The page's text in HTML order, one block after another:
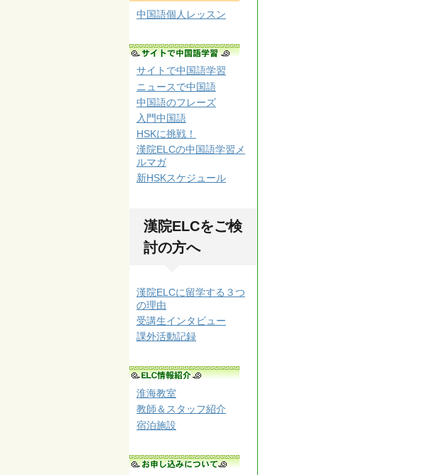
中国語個人レッスン
サイトで中国語学習
ニュースで中国語
中国語のフレーズ
入門中国語
HSKに挑戦！
漢院ELCの中国語学習メ
ルマガ
新HSKスケジュール
漢院ELCをご検
討の方へ
漢院ELCに留学する３つ
の理由
受講生インタビュー
課外活動記録
淮海教室
教師＆スタッフ紹介
宿泊施設